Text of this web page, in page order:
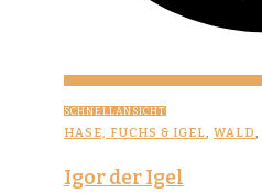
SCHNELLANSICHT
HASE, FUCHS & IGEL, WALD,
Igor der Igel